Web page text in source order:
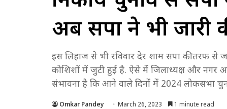
अब सपा ने भी जारी
इस लिहाज से भी रविवार देर शाम सपा की तरफ से
कोशिशों में जुटी हुई है. ऐसे में जिलाध्यक्ष और
संभावना है कि आने वाले दिनों में 2024 लोकसभा
Omkar Pandey March 26, 2023 1 minute read